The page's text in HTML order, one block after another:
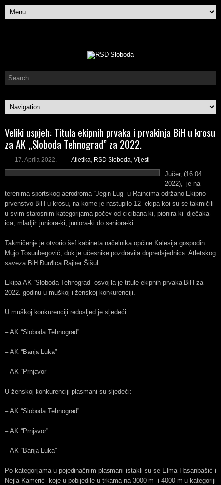
Veliki uspjeh: Titula ekipnih prvaka i prvakinja BiH u krosu
za AK „Sloboda Tehnograd” za 2022.
17. Aprila 2022. Atletika, RSD Sloboda, Vijesti
Jučer, (16.04.
2022), je na
terenima sportskog aerodroma “Jegin Lug” u Raincima održano Ekipno
prvenstvo BiH u krosu, na kome je nastupilo 12 ekipa koi su se takmičili
u svim starosnim kategorijama počev od cicibana-ki, pionira-ki, dječaka-
ica, mladjih juniora-ki, juniora-ki do seniora-ki.
Takmičenje je otvorio šef kabineta načelnika općine Kalesija gospodin
Mujo Tosunbegović, dok je učesnike pozdravila dopredsjednica Atletskog
saveza BiH Đurđica Rajher Šišul.
Ekipa AK “Sloboda Tehnograd” osvojila je titule ekipnih prvaka BiH za
2022. godinu u muškoj i ženskoj konkurenciji.
U muškoj konkurenciji redosljed je sljedeći:
– AK “Sloboda Tehnograd”
– AK “Banja Luka”
– AK “Prnjavor”
U ženskoj konkurenciji plasmani su sljedeći:
– AK “Sloboda Tehnograd”
– AK “Prnjavor”
– AK “Banja Luka”
Po kategorijama u pojedinačnim plasmani istakli su se Elma Hasanbašić i
Nejla Kamerić koje u pobijedile u trkama na 3000 m i 4000 m u kategoriji